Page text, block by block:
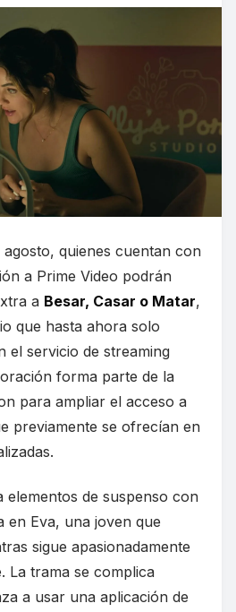
agosto, quienes cuentan con
a Prime Video podrán
a Besar, Casar o Matar,
que hasta ahora solo
el servicio de streaming
forma parte de la
para ampliar el acceso a
previamente se ofrecían en
elementos de suspenso con
en Eva, una joven que
sigue apasionadamente
La trama se complica
a usar una aplicación de